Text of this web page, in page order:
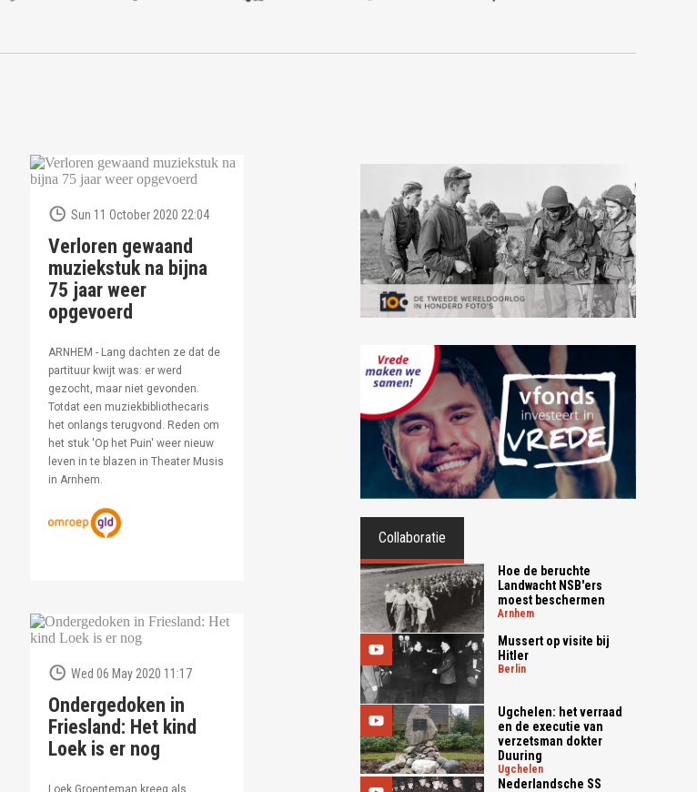
Sun 11 October 2020 22:04
Verloren gewaand
muziekstuk na bijna
75 jaar weer
opgevoerd
ARNHEM - Lang dachten ze dat de
partituur kwijt was: er werd
gezocht, maar niet gevonden.
Totdat een muziekbibliothecaris
het onlangs terugvond. Reden om
het stuk 'Op het Puin' weer nieuw
leven in te blazen in Theater Musis
in Arnhem.
Wed 06 May 2020 11:17
Ondergedoken in
Friesland: Het kind
Loek is er nog
Collaboratie
Hoe de beruchte
Landwacht NSB'ers
moest beschermen
arnhem
Mussert op visite bij
Hitler
berlin
Ugchelen: het verraad
en de executie van
verzetsman dokter
Duuring
ugchelen
Nederlandsche SS